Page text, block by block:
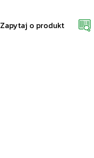
Zapytaj o produkt